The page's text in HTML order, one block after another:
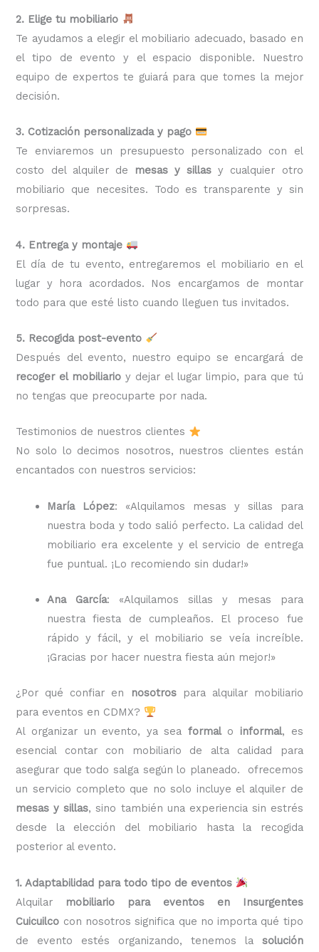
2. Elige tu mobiliario
Te ayudamos a elegir el mobiliario adecuado, basado en
el tipo de evento y el espacio disponible. Nuestro
equipo de expertos te guiará para que tomes la mejor
decisión.
3. Cotización personalizada y pago
Te enviaremos un presupuesto personalizado con el
costo del alquiler de
mesas y sillas y cualquier otro
mobiliario que necesites. Todo es transparente y sin
sorpresas.
4. Entrega y montaje
El día de tu evento, entregaremos el mobiliario en el
lugar y hora acordados. Nos encargamos de montar
todo para que esté listo cuando lleguen tus invitados.
5. Recogida post-evento
Después del evento, nuestro equipo se encargará de
recoger el mobiliario y dejar el lugar limpio, para que tú
no tengas que preocuparte por nada.
Testimonios de nuestros clientes
No solo lo decimos nosotros, nuestros clientes están
encantados con nuestros servicios:
María López: «Alquilamos mesas y sillas para
nuestra boda y todo salió perfecto. La calidad del
mobiliario era excelente y el servicio de entrega
fue puntual. ¡Lo recomiendo sin dudar!»
Ana García: «Alquilamos sillas y mesas para
nuestra fiesta de cumpleaños. El proceso fue
rápido y fácil, y el mobiliario se veía increíble.
¡Gracias por hacer nuestra fiesta aún mejor!»
¿Por qué confiar en nosotrospara alquilar mobiliario
para eventos en CDMX?
Al organizar un evento, ya sea formalo informal, es
esencial contar con mobiliario de alta calidad para
asegurar que todo salga según lo planeado. ofrecemos
un servicio completo que no solo incluye el alquiler de
mesas y sillas, sino también una experiencia sin estrés
desde la elección del mobiliario hasta la recogida
posterior al evento.
1. Adaptabilidad para todo tipo de eventos
Alquilar mobiliario para eventos en Insurgentes
Cuicuilco con nosotros significa que no importa qué tipo
de evento estés organizando, tenemos la solución